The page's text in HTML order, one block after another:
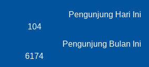
Pengunjung Hari Ini
104
Pengunjung Bulan Ini
6174